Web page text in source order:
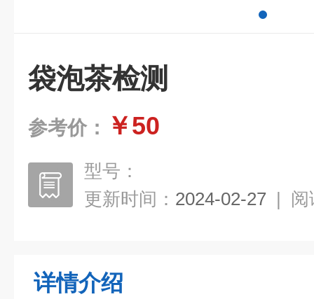
袋泡茶检测
参考价： ￥50
型号：
更新时间： 2024-02-27 | 阅
详情介绍